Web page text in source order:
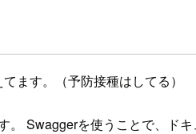
ます。（予防接種はしてる）
Swaggerを使うことで、ド